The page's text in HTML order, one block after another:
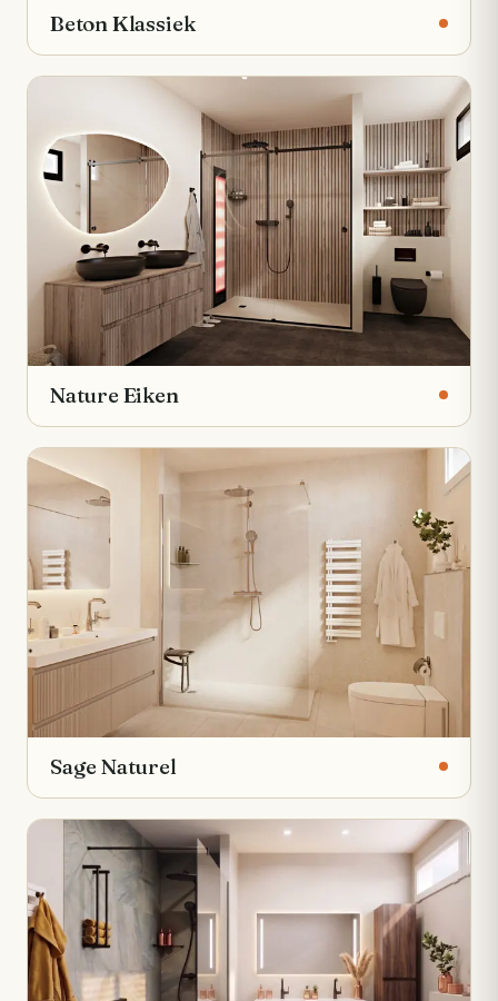
Beton Klassiek
Nature Eiken
Sage Naturel